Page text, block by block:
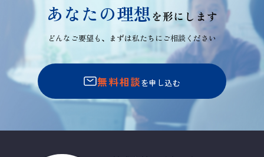
あなたの理想を形にします
どんなご要望も、まずは私たちにご相談ください
無料相談を申し込む